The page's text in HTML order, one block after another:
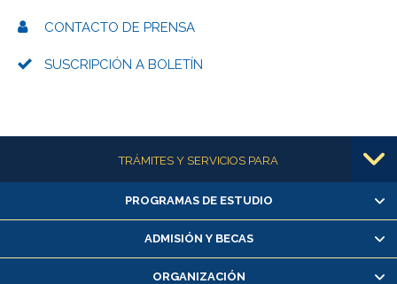
CONTACTO DE PRENSA
SUSCRIPCIÓN A BOLETÍN
Más informaciónTRÁMITES Y SERVICIOS PARA
Alumnas/os y exalumnas/os
Matrícula en línea
Inscripción y cambio de asignaturas
PROGRAMAS DE ESTUDIO
ADMISIÓN Y BECAS
ORGANIZACIÓN